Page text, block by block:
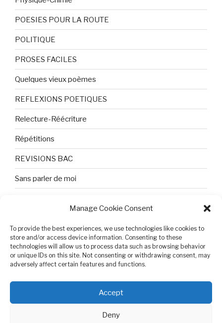
Manage Cookie Consent
To provide the best experiences, we use technologies like cookies to
store and/or access device information. Consenting to these
technologies will allow us to process data such as browsing behavior
or unique IDs on this site. Not consenting or withdrawing consent, may
adversely affect certain features and functions.
Accept
Deny
POESIES POUR LA ROUTE
POLITIQUE
PROSES FACILES
Quelques vieux poèmes
REFLEXIONS POETIQUES
Relecture-Réécriture
Répétitions
REVISIONS BAC
Sans parler de moi
Tristesse et attente
Variable complexe